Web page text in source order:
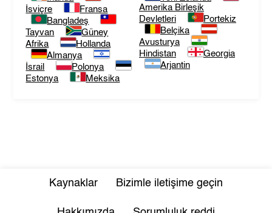
İsviçre
Fransa
Bangladeş
Tayvan
Güney
Afrika
Hollanda
Almanya
İsrail
Polonya
Estonya
Meksika
Amerika Birleşik
Devletleri
Portekiz
Belçika
Avusturya
Hindistan
Georgia
Arjantin
Kaynaklar Bizimle iletişime geçin